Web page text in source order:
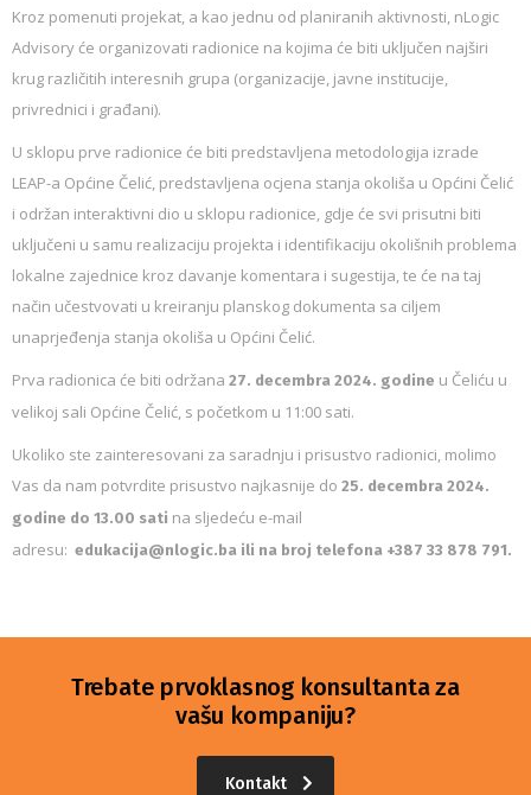
Kroz pomenuti projekat, a kao jednu od planiranih aktivnosti, nLogic
Advisory će organizovati radionice na kojima će biti uključen najširi
krug različitih interesnih grupa (organizacije, javne institucije,
privrednici i građani).
U sklopu prve radionice će biti predstavljena metodologija izrade
LEAP-a Općine Čelić, predstavljena ocjena stanja okoliša u Općini Čelić
i održan interaktivni dio u sklopu radionice, gdje će svi prisutni biti
uključeni u samu realizaciju projekta i identifikaciju okolišnih problema
lokalne zajednice kroz davanje komentara i sugestija, te će na taj
način učestvovati u kreiranju planskog dokumenta sa ciljem
unaprjeđenja stanja okoliša u Općini Čelić.
Prva radionica će biti održana 27. decembra 2024. godine u Čeliću u
velikoj sali Općine Čelić, s početkom u 11:00 sati.
Ukoliko ste zainteresovani za saradnju i prisustvo radionici, molimo
Vas da nam potvrdite prisustvo najkasnije do 25. decembra 2024.
godine do 13.00 sati na sljedeću e-mail
adresu: edukacija@nlogic.ba ili na broj telefona +387 33 878 791.
Trebate prvoklasnog konsultanta za
vašu kompaniju?
Kontakt